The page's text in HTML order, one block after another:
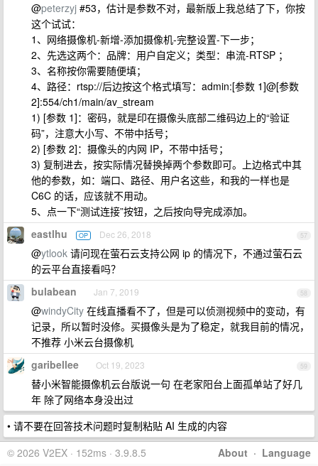
@peterzyj #53，估计是参数不对，最新版上我总结了下，你按
这个试试：
1、网络摄像机-新增-添加摄像机-完整设置-下一步；
2、先选这两个：品牌：用户自定义；类型：串流-RTSP ；
3、名称按你需要随便填；
4、路径：rtsp://后边按这个格式填写：admin:[参数 1]@[参数
2]:554/ch1/main/av_stream
1) [参数 1]：密码，就是印在摄像头底部二维码边上的“验证
码”，注意大小写、不带中括号；
2) [参数 2]：摄像头的内网 IP，不带中括号；
3) 复制进去，按实际情况替换掉两个参数即可。上边格式中其
他的参数，如：端口、路径、用户名这些，和我的一样也是
C6C 的话，应该就不用动。
5、点一下“测试连接”按钮，之后按向导完成添加。
57
eastlhu OP Dec 26, 2018
@ytlook 请问现在萤石云支持公网 ip 的情况下，不通过萤石云
的云平台直接看吗？
58
bulabean Jan 7, 2019
@windyCity 在线直播看不了，但是可以侦测视频中的变动，有
记录，所以暂时没修。买摄像头是为了稳定，就我目前的情况，
不推荐 小米云台摄像机
59
garibellee Oct 19, 2023
替小米智能摄像机云台版说一句 在老家阳台上面孤单站了好几
年 除了网络本身没出过
• 请不要在回答技术问题时复制粘贴 AI 生成的内容
About · Language
© 2026 V2EX · 152ms · 3.9.8.5